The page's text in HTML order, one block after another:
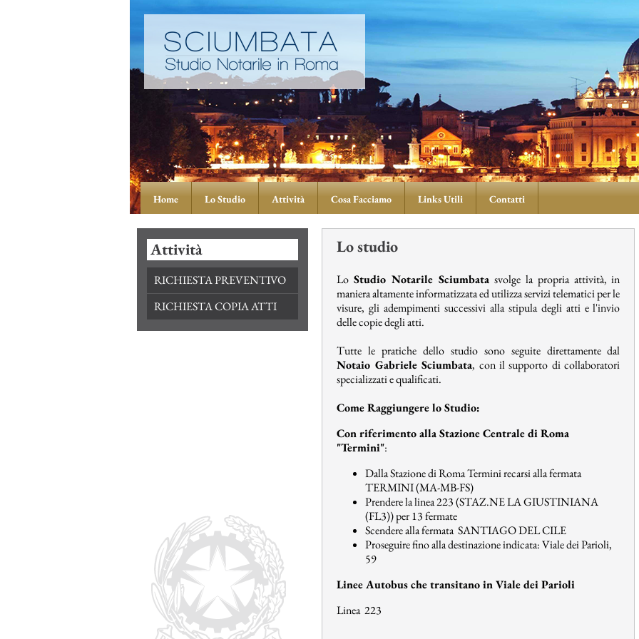
Home Lo Studio Attività Cosa Facciamo Links Utili Contatti
Attività
RICHIESTA PREVENTIVO
RICHIESTA COPIA ATTI
Lo studio
Lo Studio Notarile Sciumbatasvolge la propria attività, in
maniera altamente informatizzata ed utilizza servizi telematici per le
visure, gli adempimenti successivi alla stipula degli atti e l'invio
delle copie degli atti.
Tutte le pratiche dello studio sono seguite direttamente dal
Notaio Gabriele Sciumbata, con il supporto di collaboratori
specializzati e qualificati.
Come Raggiungere lo Studio:
Con riferimento alla Stazione Centrale di Roma
"Termini":
Dalla Stazione di Roma Termini recarsi alla fermata
TERMINI (MA-MB-FS)
Prendere la linea 223 (STAZ.NE LA GIUSTINIANA
(FL3)) per 13 fermate
Scendere alla fermata SANTIAGO DEL CILE
Proseguire fino alla destinazione indicata: Viale dei Parioli,
59
Linee Autobus che transitano in Viale dei Parioli
Linea 223